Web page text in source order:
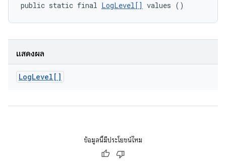
public static final LogLevel[] values ()
แสดงผล
LogLevel[]
ข้อมูลนี้มีประโยชน์ไหม